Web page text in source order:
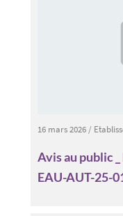
16 mars 2026/
Avis au public _
EAU-AUT-25-